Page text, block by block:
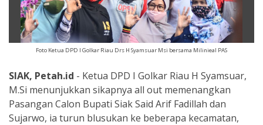
Foto Ketua DPD I Golkar Riau Drs H Syamsuar Msi bersama Milinieal PAS
SIAK, Petah.id - Ketua DPD I Golkar Riau H Syamsuar,
M.Si menunjukkan sikapnya all out memenangkan
Pasangan Calon Bupati Siak Said Arif Fadillah dan
Sujarwo, ia turun blusukan ke beberapa kecamatan,